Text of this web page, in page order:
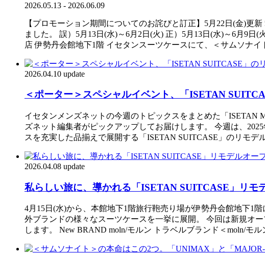
2026.05.13 - 2026.06.09
【プロモーション期間についてのお詫びと訂正】5月22日(金)更
ました。 誤）5月13日(水)～6月2日(火) 正）5月13日(水)～6月9
店 伊勢丹会館地下1階 イセタンスーツケースにて、＜サムソナ
2026.04.10 update
＜ポーター＞スペシャルイベント、「ISETAN
イセタンメンズネットの今週のトピックスをまとめた「ISETAN
ズネット編集者がピックアップしてお届けします。 今週は、
スを充実した品揃えで展開する「ISETAN SUITCASE」のリモ
2026.04.08 update
私らしい旅に、導かれる「ISETAN SUITCASE」リモ
4月15日(水)から、本館地下1階旅行鞄売り場が伊勢丹会館地下1
外ブランドの様々なスーツケースを一挙に展開。 今回は新規オ
します。 New BRAND moln/モルン トラベルブランド＜moln/モ